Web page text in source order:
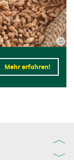
Mehr erfahren!
©